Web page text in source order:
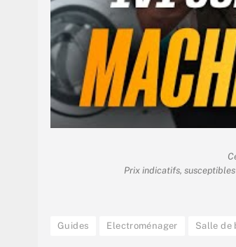
Prix indicatifs,
Guides Electroménager Salle de